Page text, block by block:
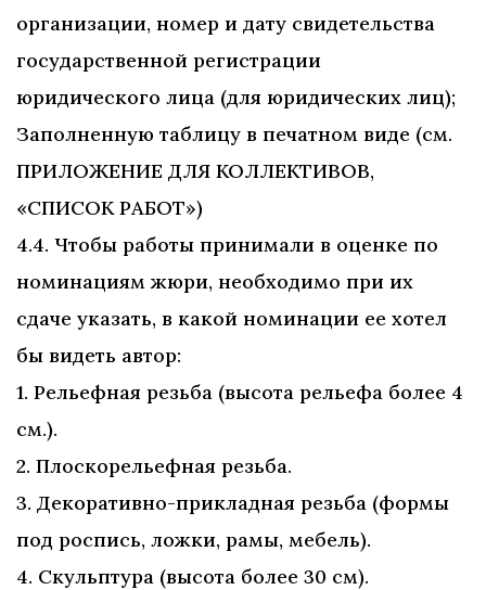
организации, номер и дату свидетельства
государственной регистрации
юридического лица (для юридических лиц);
Заполненную таблицу в печатном виде (см.
ПРИЛОЖЕНИЕ ДЛЯ КОЛЛЕКТИВОВ,
«СПИСОК РАБОТ»)
4.4. Чтобы работы принимали в оценке по
номинациям жюри, необходимо при их
сдаче указать, в какой номинации ее хотел
бы видеть автор:
1. Рельефная резьба (высота рельефа более 4
см.).
2. Плоскорельефная резьба.
3. Декоративно-прикладная резьба (формы
под роспись, ложки, рамы, мебель).
4. Скульптура (высота более 30 см).